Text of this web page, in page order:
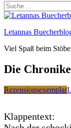
Letannas
Viel Spaß beim
Die
Rezensionsexemplar
Klappentext: